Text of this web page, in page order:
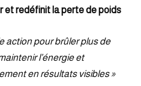
et redéfinit la perte de poids
action pour brûler plus de
l’énergie et
en résultats visibles »